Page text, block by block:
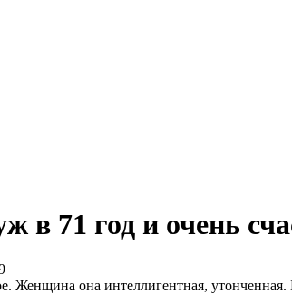
71 год и очень
Женщина она интеллигентная,